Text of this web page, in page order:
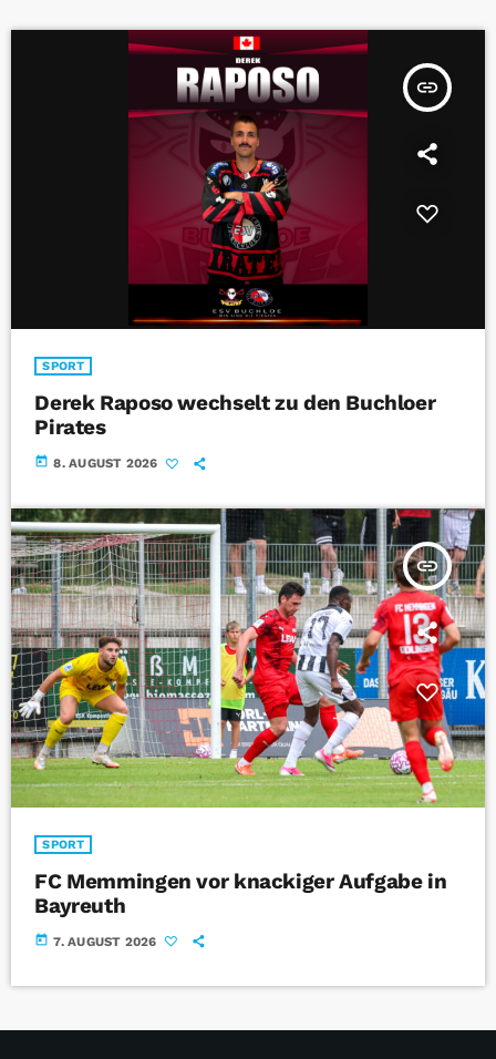
insert_link
SPORT
Derek Raposo wechselt zu den Buchloer
Pirates
today 8. AUGUST 2026
insert_link
SPORT
FC Memmingen vor knackiger Aufgabe in
Bayreuth
today 7. AUGUST 2026